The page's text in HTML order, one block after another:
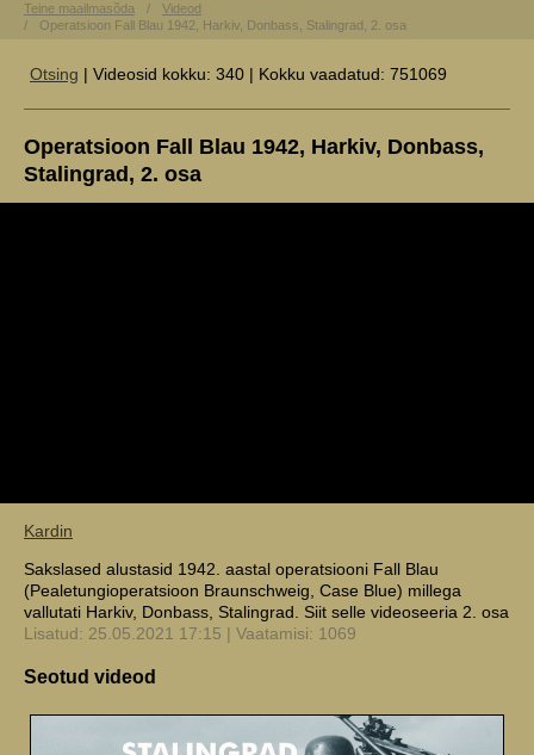
Teine maailmasõda
Videod
Operatsioon Fall Blau 1942, Harkiv, Donbass, Stalingrad, 2. osa
Otsing | Videosid kokku: 340 | Kokku vaadatud: 751069
Operatsioon Fall Blau 1942, Harkiv, Donbass,
Stalingrad, 2. osa
Kardin
Sakslased alustasid 1942. aastal operatsiooni Fall Blau
(Pealetungioperatsioon Braunschweig, Case Blue) millega
vallutati Harkiv, Donbass, Stalingrad. Siit selle videoseeria 2. osa
Lisatud: 25.05.2021 17:15 | Vaatamisi: 1069
Seotud videod